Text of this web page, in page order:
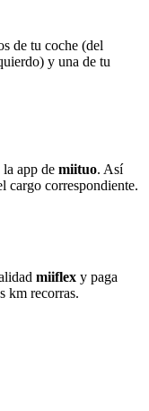
de tu coche (del
y una de tu
app de miituo. Así
cargo correspondiente.
miiflex y paga
km recorras.